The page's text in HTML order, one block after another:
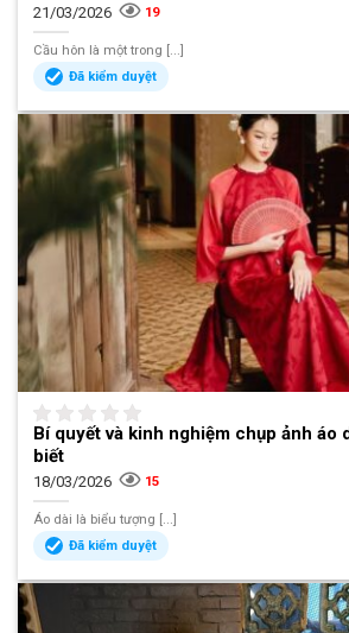
21/03/2026 19
Cầu hôn là một trong [...]
Đã kiểm duyệt
Bí quyết và kinh nghiệm chụp ảnh áo
biết
18/03/2026 15
Áo dài là biểu tượng [...]
Đã kiểm duyệt